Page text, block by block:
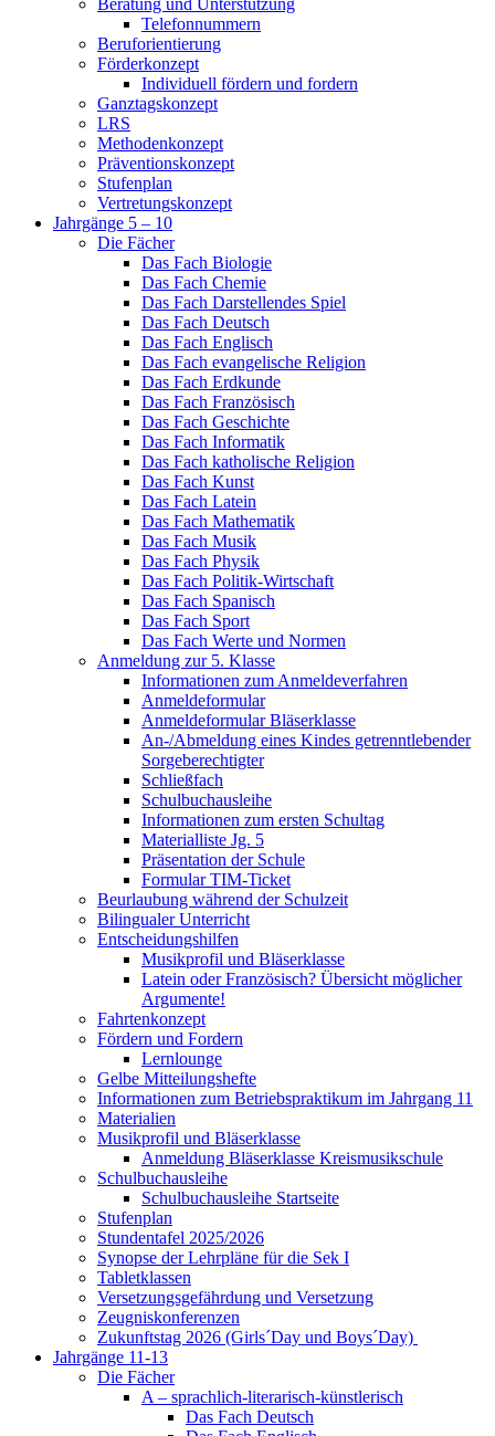
Telefonnummern
Beruforientierung
Förderkonzept
Individuell fördern und fordern
Ganztagskonzept
LRS
Methodenkonzept
Präventionskonzept
Stufenplan
Vertretungskonzept
Jahrgänge 5 – 10
Die Fächer
Das Fach Biologie
Das Fach Chemie
Das Fach Darstellendes Spiel
Das Fach Deutsch
Das Fach Englisch
Das Fach evangelische Religion
Das Fach Erdkunde
Das Fach Französisch
Das Fach Geschichte
Das Fach Informatik
Das Fach katholische Religion
Das Fach Kunst
Das Fach Latein
Das Fach Mathematik
Das Fach Musik
Das Fach Physik
Das Fach Politik-Wirtschaft
Das Fach Spanisch
Das Fach Sport
Das Fach Werte und Normen
Anmeldung zur 5. Klasse
Informationen zum Anmeldeverfahren
Anmeldeformular
Anmeldeformular Bläserklasse
An-/Abmeldung eines Kindes getrenntlebender
Sorgeberechtigter
Schließfach
Schulbuchausleihe
Informationen zum ersten Schultag
Materialliste Jg. 5
Präsentation der Schule
Formular TIM-Ticket
Beurlaubung während der Schulzeit
Bilingualer Unterricht
Entscheidungshilfen
Musikprofil und Bläserklasse
Latein oder Französisch? Übersicht möglicher
Argumente!
Fahrtenkonzept
Fördern und Fordern
Lernlounge
Gelbe Mitteilungshefte
Informationen zum Betriebspraktikum im Jahrgang 11
Materialien
Musikprofil und Bläserklasse
Anmeldung Bläserklasse Kreismusikschule
Schulbuchausleihe
Schulbuchausleihe Startseite
Stufenplan
Stundentafel 2025/2026
Synopse der Lehrpläne für die Sek I
Tabletklassen
Versetzungsgefährdung und Versetzung
Zeugniskonferenzen
Zukunftstag 2026 (Girls´Day und Boys´Day)
Jahrgänge 11-13
Die Fächer
A – sprachlich-literarisch-künstlerisch
Das Fach Deutsch